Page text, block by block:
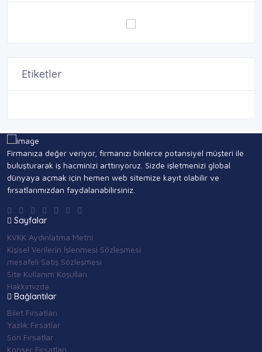
Etiketler
Firmanıza değer veriyor, firmanızı binlerce potansiyel müşteri ile
buluşturarak iş hacminizi arttırıyoruz. Sizde işletmenizi global
dünyaya açmak için hemen web sitemize kayıt olabilir ve
fırsatlarımızdan faydalanabilirsiniz.
Sayfalar
KVKK Aydınlatma Metni
Kişisel Verilerin İşlenmesi Sözleşmesi
mesafeli Satış Sözleşmesi
Site Kullanım Koşulları
Hakkımızda
Bağlantılar
Bilet Fırsatları
Yazlık Fırsatlar
Son Fırsatlar
Konser Fırsatları